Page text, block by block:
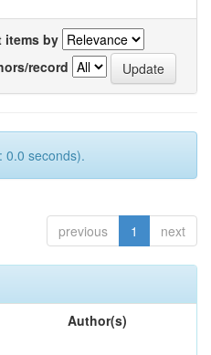
items by
record
0.0 seconds).
previous 1 next
Author(s)